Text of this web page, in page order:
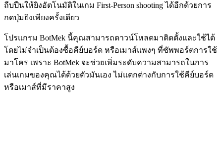
ถีบปืนให้ยิงอัตโนมัติในเกม First-Person shooting ได้อีกด้วยการ
กดปุ่มยิงเพียงครั้งเดียว
โปรแกรม BotMek นี้คุณสามารถดาวน์โหลดมาติดตั้งและใช้ได้
โดยไม่จำเป็นต้องซื้อคีย์บอร์ด หรือเมาส์แพงๆ ที่ซัพพอร์ตการใช้
มาโคร เพราะ BotMek จะช่วยเพิ่มระดับความสามารถในการ
เล่นเกมของคุณได้ด้วยตัวมันเอง ไม่แตกต่างกับการใช้คีย์บอร์ด
หรือเมาส์ที่มีราคาสูง